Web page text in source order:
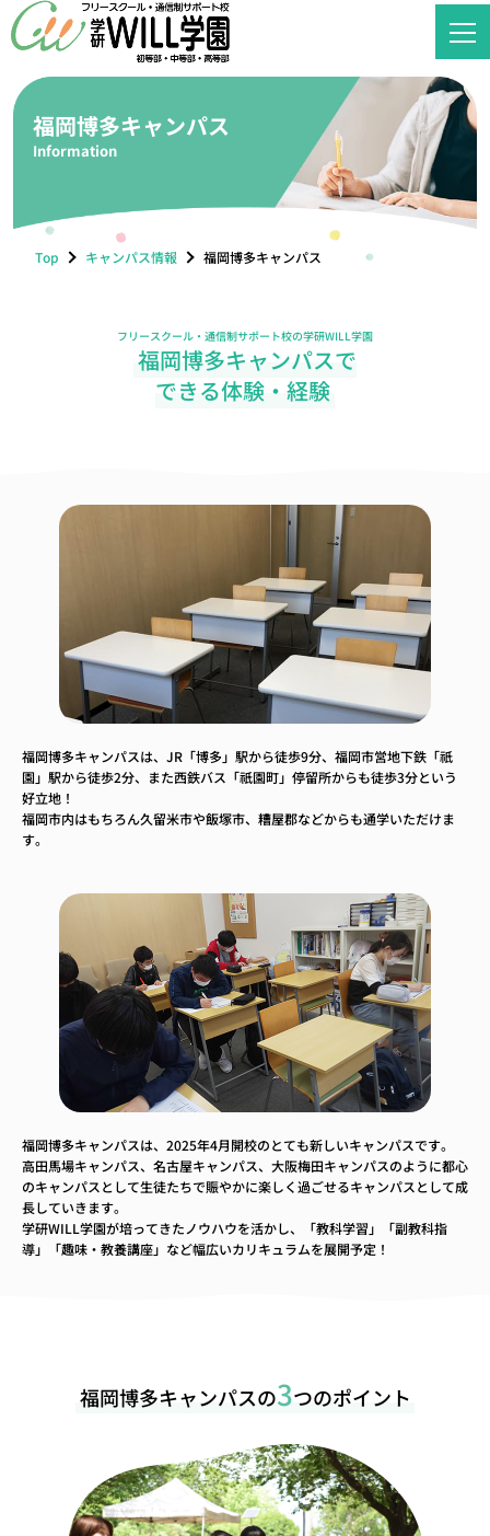
福岡博多キャンパス
Information
Top キャンパス情報 福岡博多キャンパス
フリースクール・通信制サポート校の学研WILL学園
福岡博多キャンパスで
できる体験・経験
福岡博多キャンパスは、JR「博多」駅から徒歩9分、福岡市営地下鉄「祇
園」駅から徒歩2分、また西鉄バス「祇園町」停留所からも徒歩3分という
好立地！
福岡市内はもちろん久留米市や飯塚市、糟屋郡などからも通学いただけま
す。
福岡博多キャンパスは、2025年4月開校のとても新しいキャンパスです。
高田馬場キャンパス、名古屋キャンパス、大阪梅田キャンパスのように都心
のキャンパスとして生徒たちで賑やかに楽しく過ごせるキャンパスとして成
長していきます。
学研WILL学園が培ってきたノウハウを活かし、「教科学習」「副教科指
導」「趣味・教養講座」など幅広いカリキュラムを展開予定！
福岡博多キャンパスの3つのポイント